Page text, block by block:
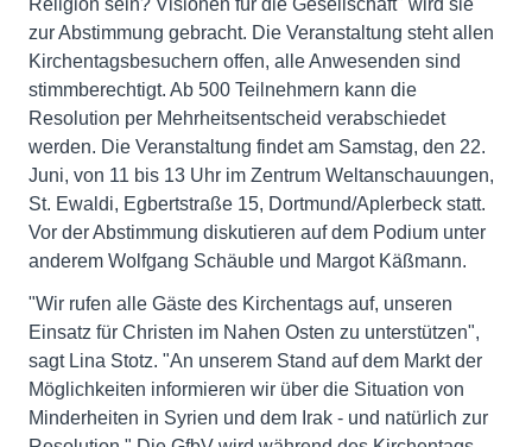
Religion sein? Visionen für die Gesellschaft" wird sie
zur Abstimmung gebracht. Die Veranstaltung steht allen
Kirchentagsbesuchern offen, alle Anwesenden sind
stimmberechtigt. Ab 500 Teilnehmern kann die
Resolution per Mehrheitsentscheid verabschiedet
werden. Die Veranstaltung findet am Samstag, den 22.
Juni, von 11 bis 13 Uhr im Zentrum Weltanschauungen,
St. Ewaldi, Egbertstraße 15, Dortmund/Aplerbeck statt.
Vor der Abstimmung diskutieren auf dem Podium unter
anderem Wolfgang Schäuble und Margot Käßmann.
"Wir rufen alle Gäste des Kirchentags auf, unseren
Einsatz für Christen im Nahen Osten zu unterstützen",
sagt Lina Stotz. "An unserem Stand auf dem Markt der
Möglichkeiten informieren wir über die Situation von
Minderheiten in Syrien und dem Irak - und natürlich zur